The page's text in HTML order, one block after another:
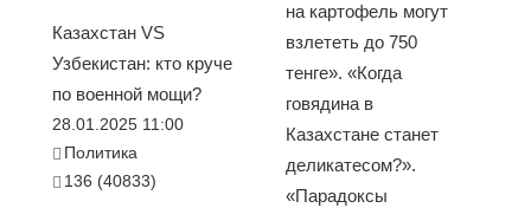
Казахстан VS
Узбекистан: кто круче
по военной мощи?
28.01.2025 11:00
Политика
136 (40833)
на картофель могут
взлететь до 750
тенге». «Когда
говядина в
Казахстане станет
деликатесом?».
«Парадоксы